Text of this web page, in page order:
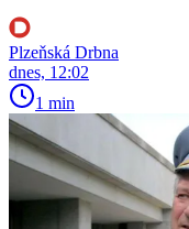
Plzeňská Drbna
dnes, 12:02
1 min